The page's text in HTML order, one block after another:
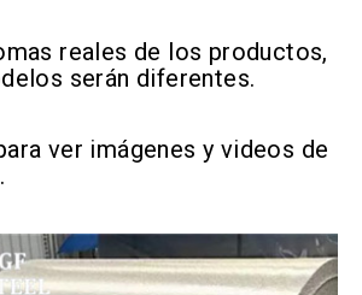
reales de los productos,
serán diferentes.
ver imágenes y videos de